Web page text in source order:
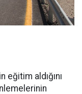
aldığını